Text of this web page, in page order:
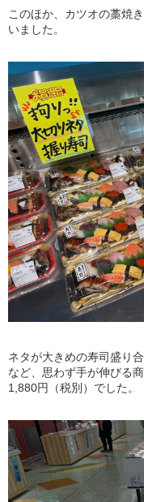
このほか、カツオの藁焼
いました。
ネタが大きめの寿司盛り
など、思わず手が伸びる
1,880円（税別）でした。